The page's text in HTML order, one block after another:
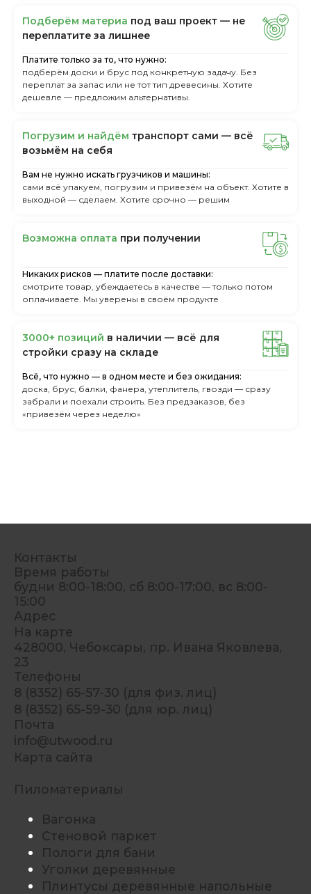
Пoдбepём мaтepиa пoд вaш пpoeкт — нe
пepeплaтитe зa лишнee
Платите только за то, что нужно:
подберём доски и брус под конкретную задачу. Без
переплат за запас или не тот тип древесины. Хотите
дешевле — предложим альтернативы.
Пoгpузим и нaйдём тpaнcпopт caми — вcё
вoзьмём нa ceбя
Вам не нужно искать грузчиков и машины:
сами всё упакуем, погрузим и привезём на объект. Хотите в
выходной — сделаем. Хотите срочно — решим
Boзмoжнa oплaтa пpи пoлучeнии
Никаких рисков — платите после доставки:
смотрите товар, убеждаетесь в качестве — только потом
оплачиваете. Мы уверены в своём продукте
3000+ пoзиций в нaличии — вcё для
cтpoйки cpaзу нa cклaдe
Всё, что нужно — в одном месте и без ожидания:
доска, брус, балки, фанера, утеплитель, гвозди — сразу
забрали и поехали строить. Без предзаказов, без
«привезём через неделю»
Контакты
Время работы
будни 8:00-18:00, сб 8:00-17:00, вс 8:00-
15:00
Адрес
На карте
428000, Чебоксары, пр. Ивана Яковлева,
23
Телефоны
8 (8352) 65-57-30 (для физ. лиц)
8 (8352) 65-59-30 (для юр. лиц)
Почта
info@utwood.ru
Карта сайта
Пиломатериалы
Вагонка
Стеновой паркет
Пологи для бани
Уголки деревянные
Плинтусы деревянные напольные